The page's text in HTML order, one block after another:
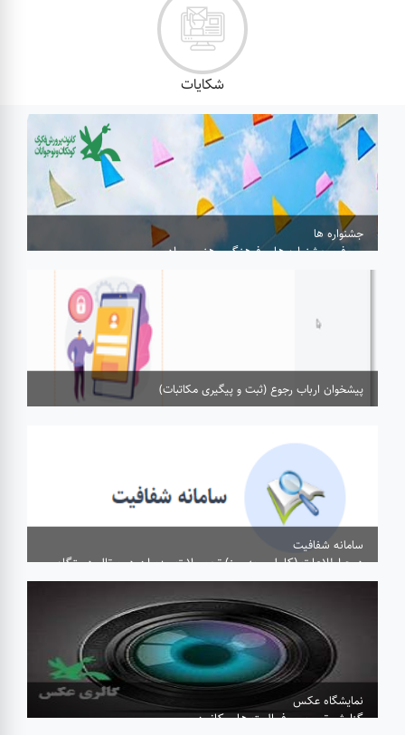
شکایات
جشنواره ها
معرفی جشنواره های فرهنگی ،هنری و ادبی
پیشخوان ارباب رجوع (ثبت و پیگیری مکاتبات)
سامانه شفافیت
درج اطلاعات (کامل و به روز) تحصیلات مدیران در پرتال دستگاه
درج اطلاعات (کامل و به روز) سابقه کاری مدیران
نمایشگاه عکس
گزارش تصویری فعالیت های کانون